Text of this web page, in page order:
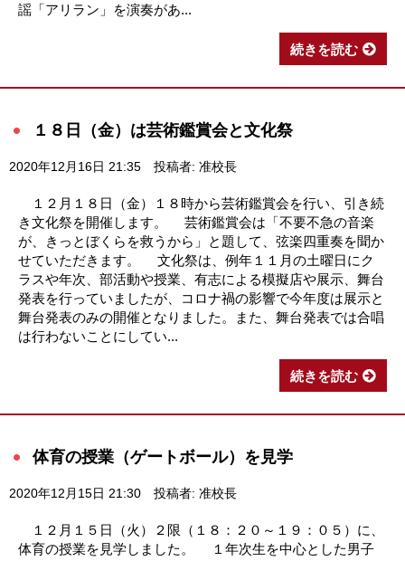
謡「アリラン」を演奏があ...
続きを読む
１８日（金）は芸術鑑賞会と文化祭
2020年12月16日 21:35 投稿者: 准校長
１２月１８日（金）１８時から芸術鑑賞会を行い、引き続
き文化祭を開催します。 芸術鑑賞会は「不要不急の音楽
が、きっとぼくらを救うから」と題して、弦楽四重奏を聞か
せていただきます。 文化祭は、例年１１月の土曜日にク
ラスや年次、部活動や授業、有志による模擬店や展示、舞台
発表を行っていましたが、コロナ禍の影響で今年度は展示と
舞台発表のみの開催となりました。また、舞台発表では合唱
は行わないことにしてい...
続きを読む
体育の授業（ゲートボール）を見学
2020年12月15日 21:30 投稿者: 准校長
１２月１５日（火）２限（１８：２０～１９：０５）に、
体育の授業を見学しました。 １年次生を中心とした男子